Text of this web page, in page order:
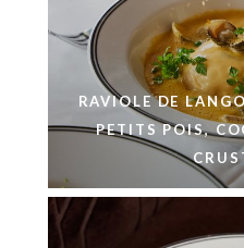
RAVIOLE DE
PETITS POIS,